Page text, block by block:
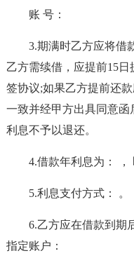
账 号：
3.期满时乙方应将借
乙方需续借，应提前15
签协议;如果乙方提前还
一致并经甲方出具同意
利息不予以退还。
4.借款年利息为： ，
5.利息支付方式： 。
6.乙方应在借款到期
指定账户：